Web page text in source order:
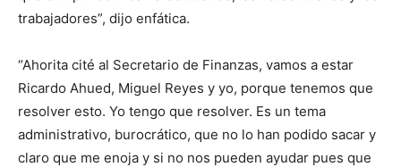
trabajadores”, dijo enfática.
“Ahorita cité al Secretario de Finanzas, vamos a estar
Ricardo Ahued, Miguel Reyes y yo, porque tenemos que
resolver esto. Yo tengo que resolver. Es un tema
administrativo, burocrático, que no lo han podido sacar y
claro que me enoja y si no nos pueden ayudar pues que